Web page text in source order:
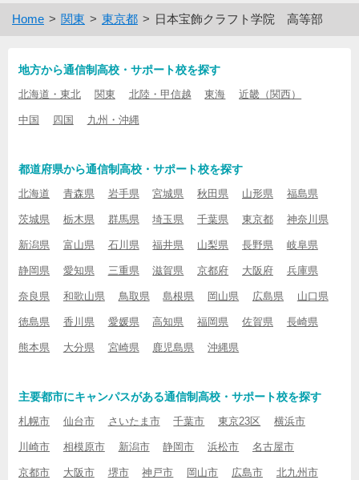
Home 関東 東京都 日本宝飾クラフト学院 高等部
地方から通信制高校・サポート校を探す
北海道・東北 関東 北陸・甲信越 東海 近畿（関西）
中国 四国 九州・沖縄
都道府県から通信制高校・サポート校を探す
北海道 青森県 岩手県 宮城県 秋田県 山形県 福島県
茨城県 栃木県 群馬県 埼玉県 千葉県 東京都 神奈川県
新潟県 富山県 石川県 福井県 山梨県 長野県 岐阜県
静岡県 愛知県 三重県 滋賀県 京都府 大阪府 兵庫県
奈良県 和歌山県 鳥取県 島根県 岡山県 広島県 山口県
徳島県 香川県 愛媛県 高知県 福岡県 佐賀県 長崎県
熊本県 大分県 宮崎県 鹿児島県 沖縄県
主要都市にキャンパスがある通信制高校・サポート校を探す
札幌市 仙台市 さいたま市 千葉市 東京23区 横浜市
川崎市 相模原市 新潟市 静岡市 浜松市 名古屋市
京都市 大阪市 堺市 神戸市 岡山市 広島市 北九州市